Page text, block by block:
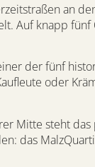
an
Auf knapp
der fünf
oder
Mitte steht
das